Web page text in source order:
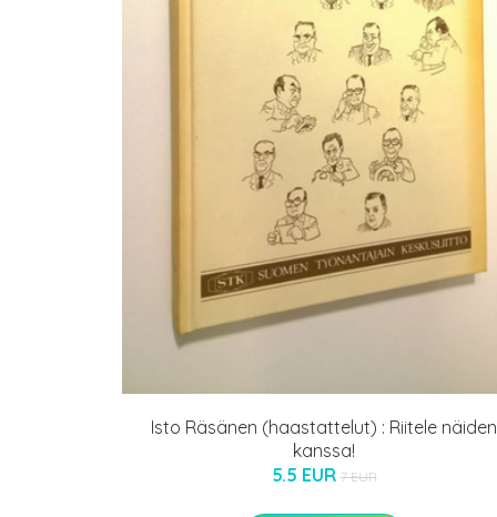
Isto Räsänen (haastattelut) : Riitele näiden
kanssa!
5.5 EUR 7 EUR